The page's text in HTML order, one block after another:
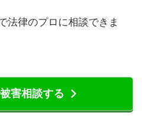
法律のプロに相談できま
害相談する